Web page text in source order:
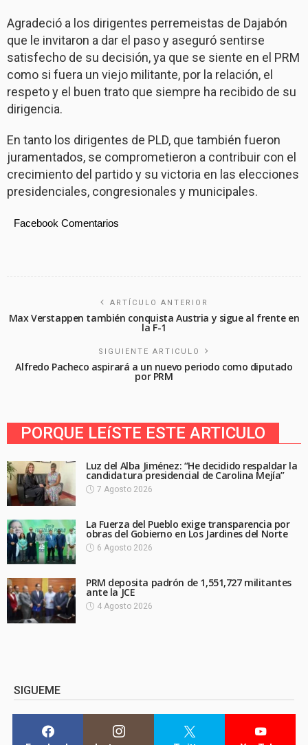
Agradeció a los dirigentes perremeistas de Dajabón
que le invitaron a dar el paso y aseguró sentirse
satisfecho de su decisión, ya que se siente en el PRM
como si fuera un viejo militante, por la relación, el
respeto y el buen trato que siempre ha recibido de su
dirigencia.
En tanto los dirigentes de PLD, que también fueron
juramentados, se comprometieron a contribuir con el
crecimiento del partido y su victoria en las elecciones
presidenciales, congresionales y municipales.
Facebook Comentarios
ARTÍCULO ANTERIOR
Max Verstappen también conquista Austria y sigue al frente en
la F-1
SIGUIENTE ARTICULO
Alfredo Pacheco aspirará a un nuevo periodo como diputado
por PRM
PORQUE LEíSTE ESTE ARTICULO
Luz del Alba Jiménez: “He decidido respaldar la
candidatura presidencial de Carolina Mejía”
7 Agosto 2026
La Fuerza del Pueblo exige transparencia por
obras del Gobierno en Los Jardines del Norte
6 Agosto 2026
PRM deposita padrón de 1,551,727 militantes
ante la JCE
4 Agosto 2026
SIGUEME